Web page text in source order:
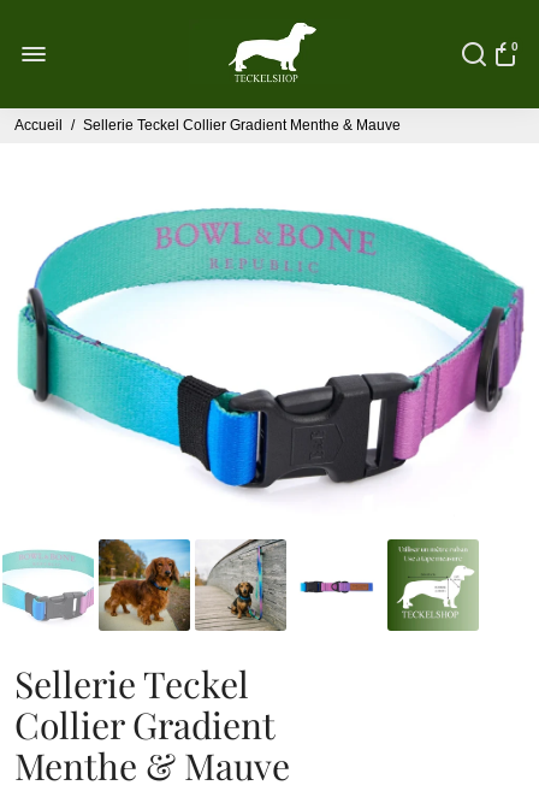
0
Accueil / Sellerie Teckel Collier Gradient Menthe & Mauve
Sellerie Teckel
Collier Gradient
Menthe & Mauve